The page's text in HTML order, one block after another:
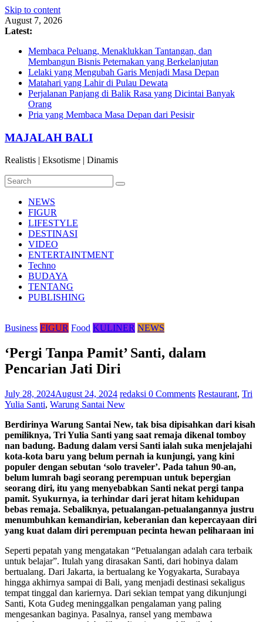
Skip to content
August 7, 2026
Latest:
Membaca Peluang, Menaklukkan Tantangan, dan
Membangun Bisnis Peternakan yang Berkelanjutan
Lelaki yang Mengubah Garis Menjadi Masa Depan
Matahari yang Lahir di Pulau Dewata
Perjalanan Panjang di Balik Rasa yang Dicintai Banyak
Orang
Pria yang Membaca Masa Depan dari Pesisir
MAJALAH BALI
Realistis | Eksotisme | Dinamis
NEWS
FIGUR
LIFESTYLE
DESTINASI
VIDEO
ENTERTAINTMENT
Techno
BUDAYA
TENTANG
PUBLISHING
Business FIGUR Food KULINER NEWS
‘Pergi Tanpa Pamit’ Santi, dalam
Pencarian Jati Diri
July 28, 2024August 24, 2024 redaksi 0 Comments Restaurant, Tri
Yulia Santi, Warung Santai New
Berdirinya Warung Santai New, tak bisa dipisahkan dari kisah
pemiliknya, Tri Yulia Santi yang saat remaja dikenal tomboy
nan badung. Badung dalam versi Santi ialah suka menjelajahi
kota-kota baru yang belum pernah ia kunjungi, yang kini
populer dengan sebutan ‘solo traveler’. Pada tahun 90-an,
belum lumrah bagi seorang perempuan untuk bepergian
seorang diri, itu yang menyebabkan Santi nekat pergi tanpa
pamit. Syukurnya, ia terhindar dari jerat hitam kehidupan
bebas remaja. Sebaliknya, petualangan-petualangannya justru
menumbuhkan kemandirian, keberanian dan kepercayaan diri
yang kuat dalam diri perempuan pecinta hewan peliharaan ini
Seperti pepatah yang mengatakan “Petualangan adalah cara terbaik
untuk belajar”. Itulah yang dirasakan Santi, dari hobinya dalam
bertualang. Dari Jakarta, ia bertualang ke Yogyakarta, Surabaya
hingga akhirnya sampai di Bali, yang menjadi destinasi sekaligus
tempat tinggal dan kariernya. Dari sekian tempat yang dikunjungi
Santi, Kota Gudeg meninggalkan pengalaman yang paling
mengesankan baginya. Pasalnya, ransel yang membawa